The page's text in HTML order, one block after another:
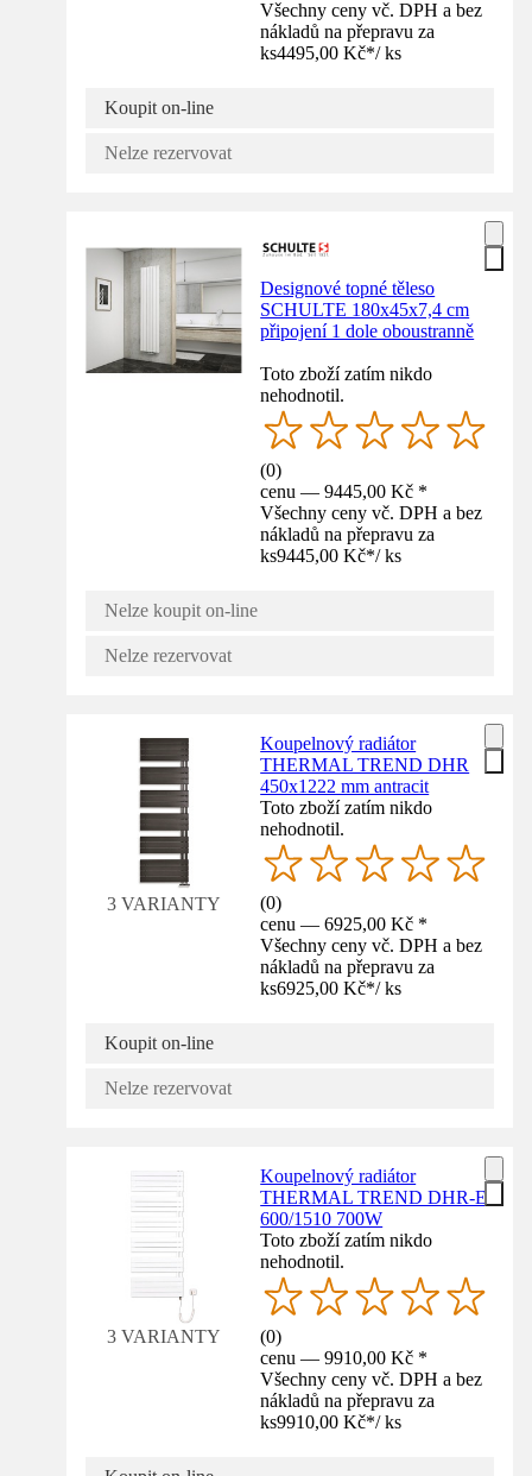
Všechny ceny vč. DPH a bez
nákladů na přepravu za
ks4495,00 Kč*/ ks
Koupit on-line
Nelze rezervovat
Designové topné těleso
SCHULTE 180x45x7,4 cm
připojení 1 dole oboustranně
Toto zboží zatím nikdo
nehodnotil.
(0)
cenu — 9445,00 Kč *
Všechny ceny vč. DPH a bez
nákladů na přepravu za
ks9445,00 Kč*/ ks
Nelze koupit on-line
Nelze rezervovat
3 VARIANTY
Koupelnový radiátor
THERMAL TREND DHR
450x1222 mm antracit
Toto zboží zatím nikdo
nehodnotil.
(0)
cenu — 6925,00 Kč *
Všechny ceny vč. DPH a bez
nákladů na přepravu za
ks6925,00 Kč*/ ks
Koupit on-line
Nelze rezervovat
3 VARIANTY
Koupelnový radiátor
THERMAL TREND DHR-E
600/1510 700W
Toto zboží zatím nikdo
nehodnotil.
(0)
cenu — 9910,00 Kč *
Všechny ceny vč. DPH a bez
nákladů na přepravu za
ks9910,00 Kč*/ ks